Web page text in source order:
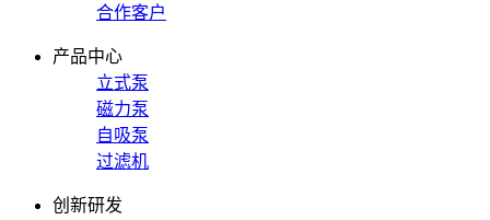
合作客户
产品中心
立式泵
磁力泵
自吸泵
过滤机
创新研发